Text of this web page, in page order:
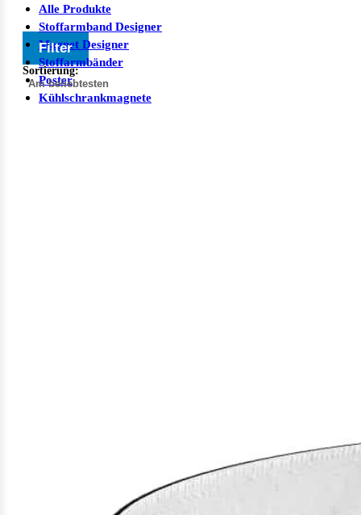
Alle Produkte
Stoffarmband Designer
Magnet Designer
Stoffarmbänder
Poster
Kühlschrankmagnete
Filter
Sortierung: